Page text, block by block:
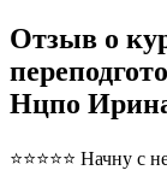
Отзыв о
Нцпо
⭐⭐⭐⭐⭐ Начну с